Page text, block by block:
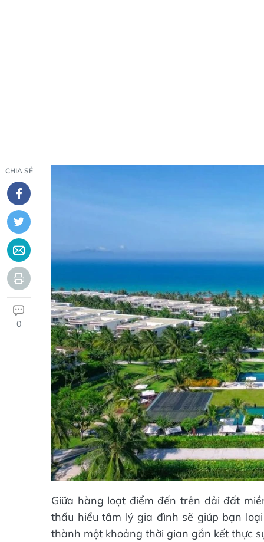
CHIA SẺ
0
Giữa hàng loạt điểm đến trên dải đất
thấu hiểu tâm lý gia đình sẽ giúp bạn
thành một khoảng thời gian gắn kết thực